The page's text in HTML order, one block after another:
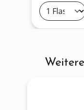
Produktgalerie